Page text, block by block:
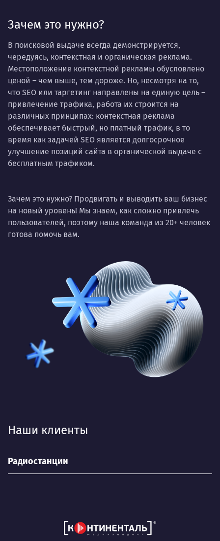
Зачем это нужно?
В поисковой выдаче всегда демонстрируется,
чередуясь, контекстная и органическая реклама.
Местоположение контекстной рекламы обусловлено
ценой – чем выше, тем дороже. Но, несмотря на то,
что SEO или таргетинг направлены на единую цель –
привлечение трафика, работа их строится на
различных принципах: контекстная реклама
обеспечивает быстрый, но платный трафик, в то
время как задачей SEO является долгосрочное
улучшение позиций сайта в органической выдаче с
бесплатным трафиком.
Зачем это нужно? Продвигать и выводить ваш бизнес
на новый уровень! Мы знаем, как сложно привлечь
пользователей, поэтому наша команда из 20+ человек
готова помочь вам.
Наши клиенты
Радиостанции